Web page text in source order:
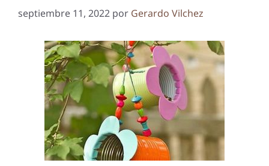
septiembre 11, 2022 por Gerardo Vilchez